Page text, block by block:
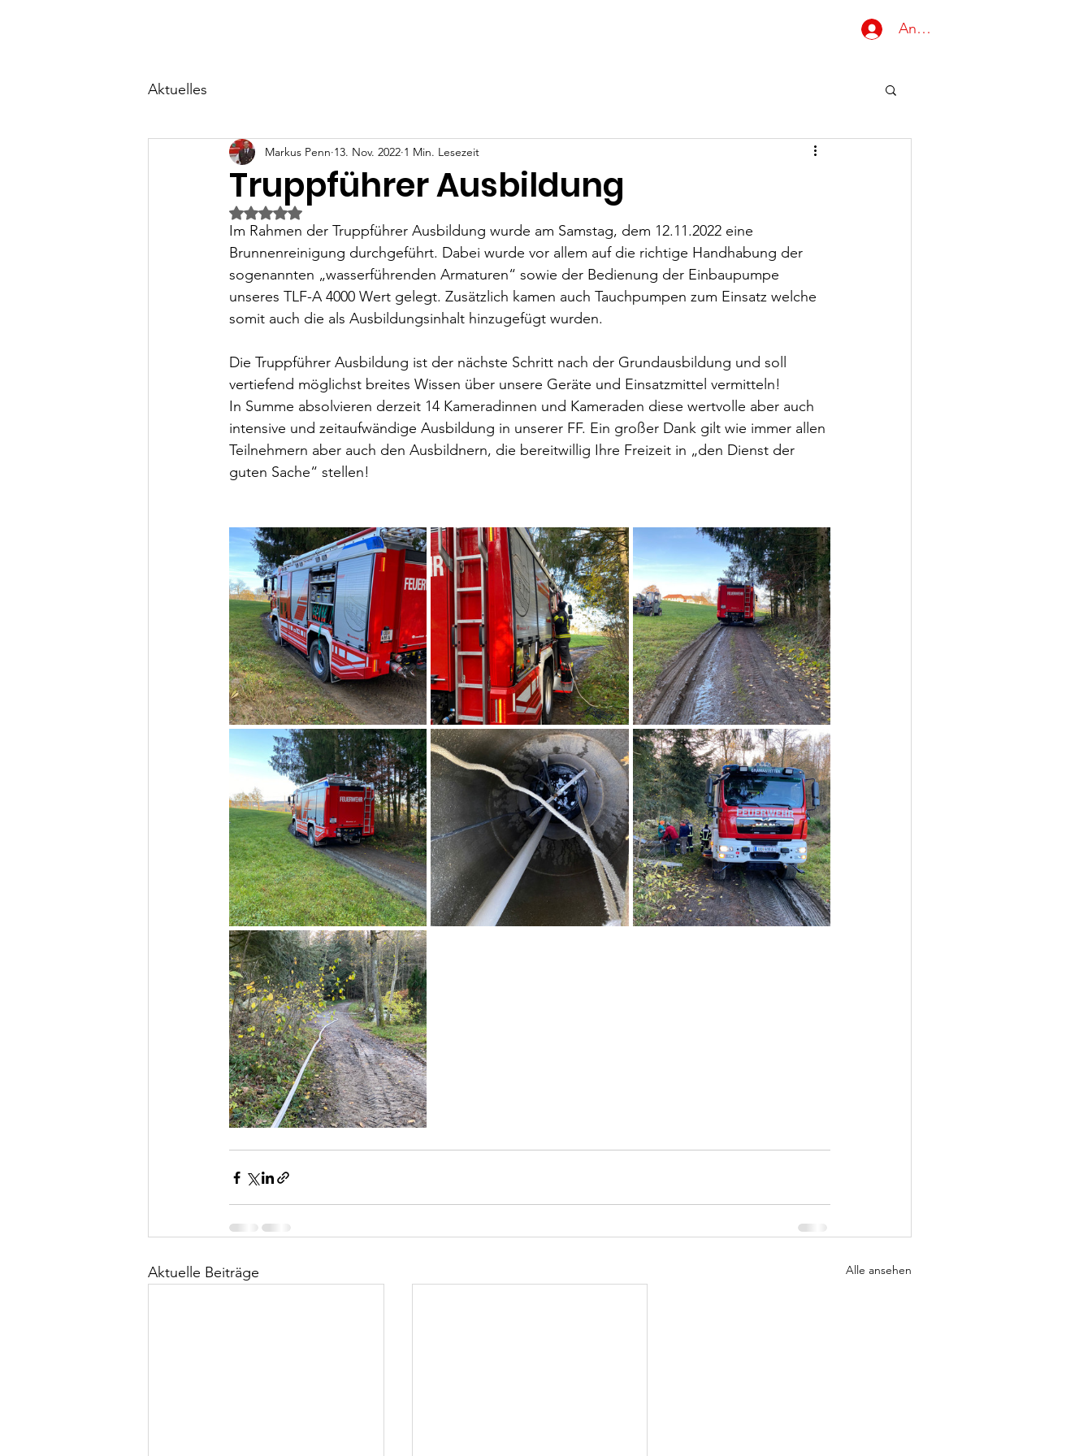
Anmelden
Aktuelles
Truppführer Ausbildung
Markus Penn 13. Nov. 2022 1 Min. Lesezeit
Mit NaN von 5 Sternen bewertet.
Im Rahmen der Truppführer Ausbildung wurde am Samstag, dem 12.11.2022 eine
Brunnenreinigung durchgeführt. Dabei wurde vor allem auf die richtige Handhabung der
sogenannten „wasserführenden Armaturen“ sowie der Bedienung der Einbaupumpe
unseres TLF-A 4000 Wert gelegt. Zusätzlich kamen auch Tauchpumpen zum Einsatz welche
somit auch die als Ausbildungsinhalt hinzugefügt wurden.
Die Truppführer Ausbildung ist der nächste Schritt nach der Grundausbildung und soll
vertiefend möglichst breites Wissen über unsere Geräte und Einsatzmittel vermitteln!
In Summe absolvieren derzeit 14 Kameradinnen und Kameraden diese wertvolle aber auch
intensive und zeitaufwändige Ausbildung in unserer FF. Ein großer Dank gilt wie immer allen
Teilnehmern aber auch den Ausbildnern, die bereitwillig Ihre Freizeit in „den Dienst der
guten Sache“ stellen!
Aktuelle Beiträge Alle ansehen